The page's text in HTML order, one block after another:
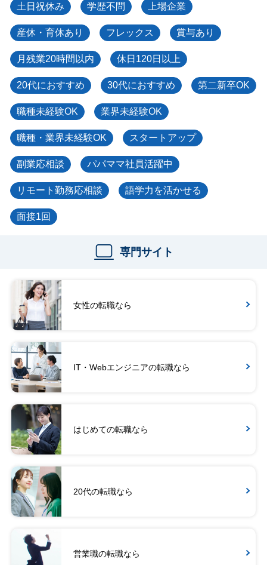
土日祝休み 学歴不問 上場企業
産休・育休あり フレックス 賞与あり
月残業20時間以内 休日120日以上
20代におすすめ 30代におすすめ 第二新卒OK
職種未経験OK 業界未経験OK
職種・業界未経験OK スタートアップ
副業応相談 パパママ社員活躍中
リモート勤務応相談 語学力を活かせる
面接1回
専門サイト
女性の転職なら
IT・Webエンジニアの転職なら
はじめての転職なら
20代の転職なら
営業職の転職なら